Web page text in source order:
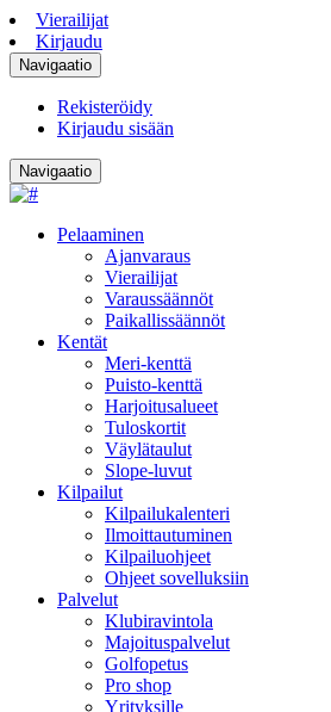
Vierailijat
Kirjaudu
Navigaatio
Rekisteröidy
Kirjaudu sisään
Navigaatio
Pelaaminen
Ajanvaraus
Vierailijat
Varaussäännöt
Paikallissäännöt
Kentät
Meri-kenttä
Puisto-kenttä
Harjoitusalueet
Tuloskortit
Väylätaulut
Slope-luvut
Kilpailut
Kilpailukalenteri
Ilmoittautuminen
Kilpailuohjeet
Ohjeet sovelluksiin
Palvelut
Klubiravintola
Majoituspalvelut
Golfopetus
Pro shop
Yrityksille